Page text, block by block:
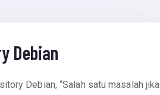
Debian
Debian, “Salah satu masalah jika